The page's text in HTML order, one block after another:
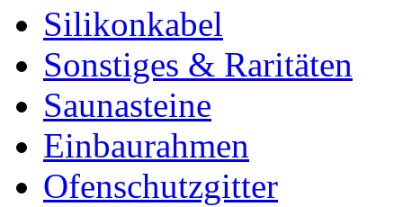
Silikonkabel
Sonstiges & Raritäten
Saunasteine
Einbaurahmen
Ofenschutzgitter